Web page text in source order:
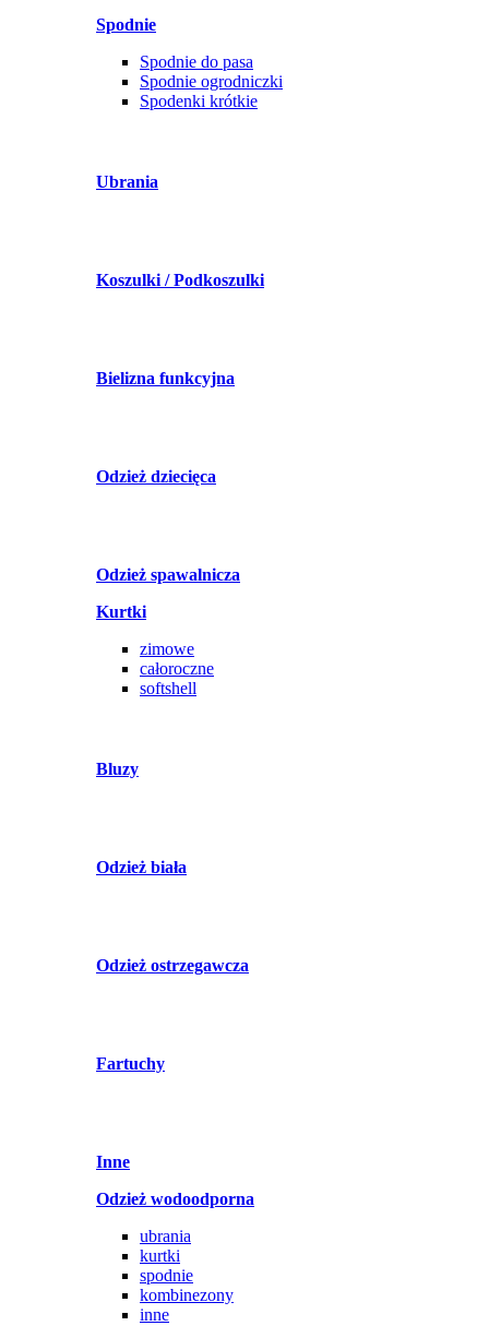
Spodnie
Spodnie do pasa
Spodnie ogrodniczki
Spodenki krótkie
Ubrania
Koszulki / Podkoszulki
Bielizna funkcyjna
Odzież dziecięca
Odzież spawalnicza
Kurtki
zimowe
całoroczne
softshell
Bluzy
Odzież biała
Odzież ostrzegawcza
Fartuchy
Inne
Odzież wodoodporna
ubrania
kurtki
spodnie
kombinezony
inne